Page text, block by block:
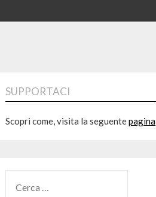
SUPPORTACI
Scopri come, visita la seguentepagina
PER: